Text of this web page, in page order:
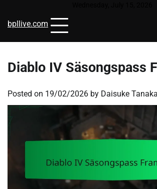
content
bpllive.com
Diablo IV Säsongspass
Posted on 19/02/2026 by Daisuke Tanaka